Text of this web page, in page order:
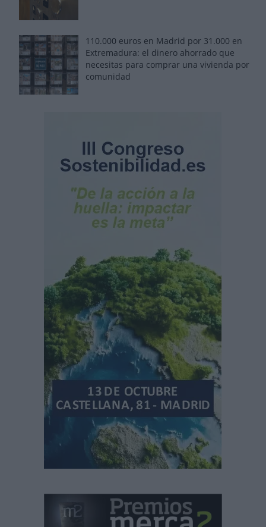
110.000 euros en Madrid por 31.000 en
Extremadura: el dinero ahorrado que
necesitas para comprar una vivienda por
comunidad